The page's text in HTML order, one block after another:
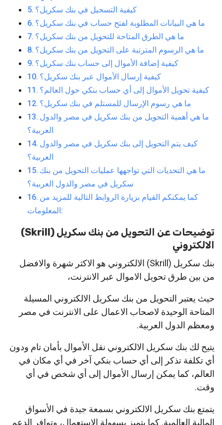
كيفية التسجيل في بنك سكريل؟
ما هي البيانات المطلوبة لفتح حساب في بنك سكريل؟
ما هي الطرق المتاحة للتحويل من بنك سكريل؟
ما هي الرسوم المترتبة على التحويل من بنك سكريل؟
كيفية إضافة الأموال إلى حساب بنك سكريل؟
كيفية إرسال الأموال عبر بنك سكريل؟
كيفية تحويل الأموال إلى أي حساب بنكي حول العالم؟
ما هي رسوم الإرسال للمستلم في بنك سكريل؟
ما هي أهمية التحويل من بنك سكريل في مصر والدول
العربية؟
كيف يتم التحويل إلى بنك سكريل في مصر والدول
العربية؟
ما هي التحديات التي تواجهها عمليات التحويل من بنك
سكريل في مصر والدول العربية؟
كما يمكنكم القيام بزيارة الروابط التالية للمزيد من
المعلومات:
توضيحات عن التحويل من بنك سكريل (Skrill)
الالكتروني
بنك سكريل (Skrill) الالكتروني هو الاكثر شهرة والافضل
من بين طرق تحويل الاموال عبر الانترنت،
حيث يعتبر التحويل من بنك سكريل الالكتروني المسيلة
المتاحة الوحيدة لاصحاب الاعمال على الانترنت في مصر
ومعظم الدول العربية.
يتيح لك بنك سكريل الالكتروني نقل الأموال بأمان تام ودون
أي تكلفة تذكر إلى أي حساب بنكي آخر في أي مكان في
العالم، كما يمكن إرسال الأموال إلى أي شخص في أي
وقت.
يتمتع بنك سكريل الالكتروني بسمعة جيدة في الأسواق
المالية العالمية. كما يتميز بسهولة الاستعمال، وتوافر الدعم